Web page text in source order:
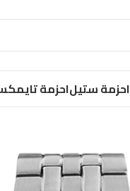
احزمة ستيلاحزمة